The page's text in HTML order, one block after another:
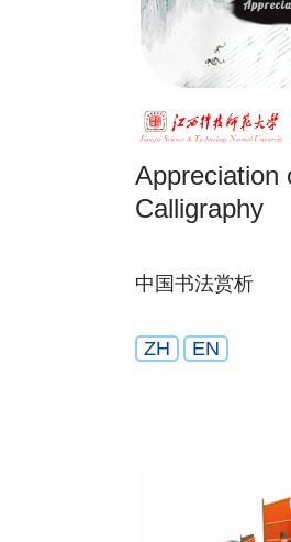
Appreciation
Calligraphy
中国书法赏析
ZH EN